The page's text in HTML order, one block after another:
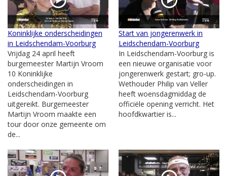
Koninklijke onderscheidingen
in Leidschendam-Voorburg
Vrijdag 24 april heeft
burgemeester Martijn Vroom
10 Koninklijke
onderscheidingen in
Leidschendam-Voorburg
uitgereikt. Burgemeester
Martijn Vroom maakte een
tour door onze gemeente om
de...
Start van jongerenwerk in
Leidschendam-Voorburg
In Leidschendam-Voorburg is
een nieuwe organisatie voor
jongerenwerk gestart; gro-up.
Wethouder Philip van Veller
heeft woensdagmiddag de
officiële opening verricht. Het
hoofdkwartier is...